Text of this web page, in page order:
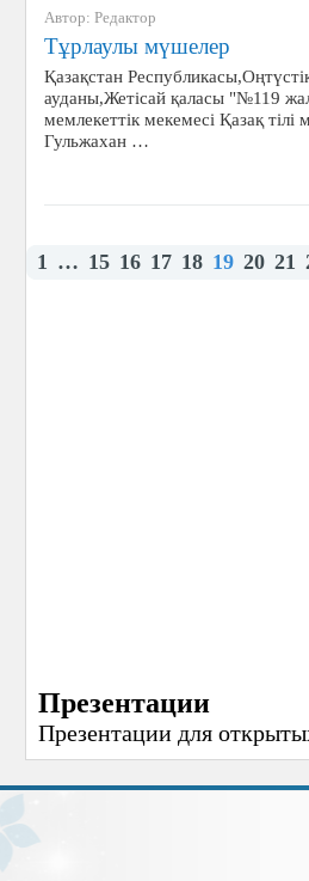
Автор: Редактор
Тұрлаулы мүшелер
Қазақстан
ауданы,Жетісай қаласы "№119
мемлекеттік мекемесі Қазақ тілі
Гульжахан …
1 … 15 16 17 18 19 20 21
Презентации
Презентации для